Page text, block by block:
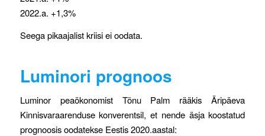
2022.a. +1,3%
Seega pikaajalist kriisi ei oodata.
Luminori prognoos
Luminor peaökonomist Tõnu Palm rääkis Äripäeva
Kinnisvaraarenduse konverentsil, et nende äsja koostatud
prognoosis oodatekse Eestis 2020.aastal: